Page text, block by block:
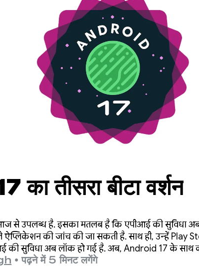
तीसरा बीटा वर्शन
आज से उपलब्ध है. इसका मतलब है कि एपीआई की सुविधा
की जांच की जा सकती है. साथ ही, उन्हें Play
की सुविधा अब लॉक हो गई है. अब, Android 17 के साथ
Play Store पर पब्लिश किया जा सकता है.
• पढ़ने में 5 मिनट लगेंगे